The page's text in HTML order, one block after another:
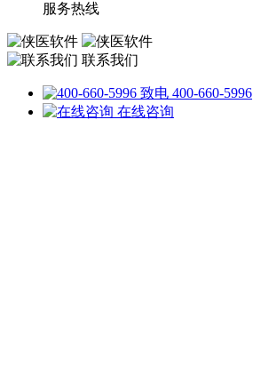
服务热线
联系我们
致电 400-660-5996
在线咨询